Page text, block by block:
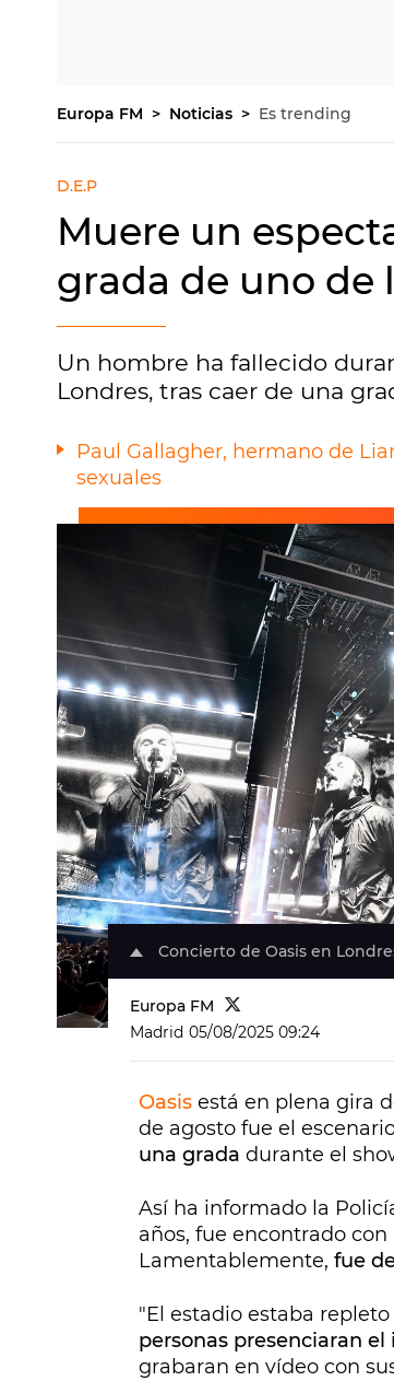
Europa FM Noticias Es trending
D.E.P
Muere un
grada de uno de
Un hombre ha fallecido
Londres, tras caer de una
Paul Gallagher, hermano de
sexuales
Concierto de Oasis en
Europa FM
Madrid 05/08/2025 09:24
Oasis está en plena gira
de agosto fue el
una grada durante el
Así ha informado la
años, fue encontrado
Lamentablemente, fue
"El estadio estaba
personas presenciaran
grabaran en vídeo con